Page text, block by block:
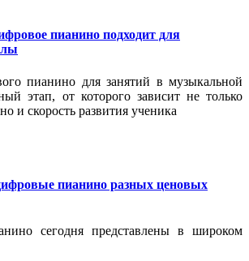
пианино подходит для
пианино для занятий в музыкальной
этап, от которого зависит не только
и скорость развития ученика
пианино разных ценовых
сегодня представлены в широком